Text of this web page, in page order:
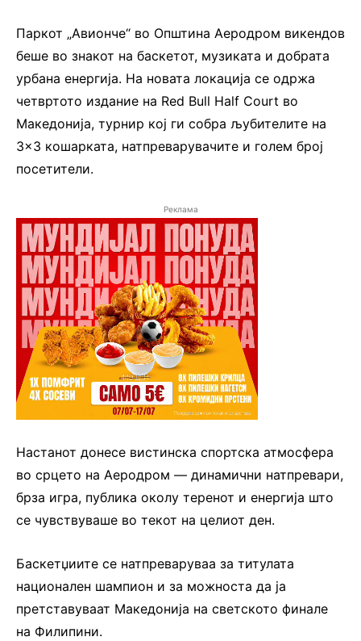
Паркот „Авионче“ во Општина Аеродром викендов
беше во знакот на баскетот, музиката и добрата
урбана енергија. На новата локација се одржа
четвртото издание на Red Bull Half Court во
Македонија, турнир кој ги собра љубителите на
3×3 кошарката, натпреварувачите и голем број
посетители.
Реклама
Настанот донесе вистинска спортска атмосфера
во срцето на Аеродром — динамични натпревари,
брза игра, публика околу теренот и енергија што
се чувствуваше во текот на целиот ден.
Баскетџиите се натпреваруваа за титулата
национален шампион и за можноста да ја
претставуваат Македонија на светското финале
на Филипини.